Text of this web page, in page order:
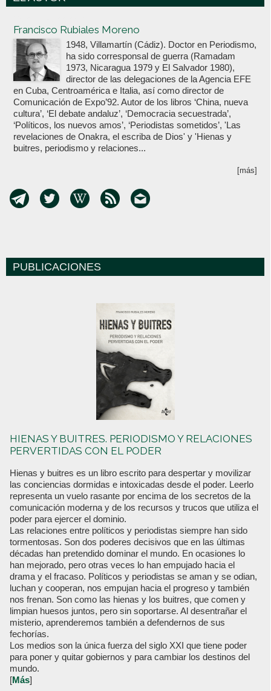
Francisco Rubiales Moreno
1948, Villamartín (Cádiz). Doctor en Periodismo,
ha sido corresponsal de guerra (Ramadam
1973, Nicaragua 1979 y El Salvador 1980),
director de las delegaciones de la Agencia EFE
en Cuba, Centroamérica e Italia, así como director de
Comunicación de Expo’92. Autor de los libros ‘China, nueva
cultura’, ‘El debate andaluz’, ‘Democracia secuestrada’,
‘Políticos, los nuevos amos’, ‘Periodistas sometidos’, 'Las
revelaciones de Onakra, el escriba de Dios' y 'Hienas y
buitres, periodismo y relaciones...
[más]
PUBLICACIONES
HIENAS Y BUITRES. PERIODISMO Y RELACIONES
PERVERTIDAS CON EL PODER
Hienas y buitres es un libro escrito para despertar y movilizar
las conciencias dormidas e intoxicadas desde el poder. Leerlo
representa un vuelo rasante por encima de los secretos de la
comunicación moderna y de los recursos y trucos que utiliza el
poder para ejercer el dominio.
Las relaciones entre políticos y periodistas siempre han sido
tormentosas. Son dos poderes decisivos que en las últimas
décadas han pretendido dominar el mundo. En ocasiones lo
han mejorado, pero otras veces lo han empujado hacia el
drama y el fracaso. Políticos y periodistas se aman y se odian,
luchan y cooperan, nos empujan hacia el progreso y también
nos frenan. Son como las hienas y los buitres, que comen y
limpian huesos juntos, pero sin soportarse. Al desentrañar el
misterio, aprenderemos también a defendernos de sus
fechorías.
Los medios son la única fuerza del siglo XXI que tiene poder
para poner y quitar gobiernos y para cambiar los destinos del
mundo.
[Más]